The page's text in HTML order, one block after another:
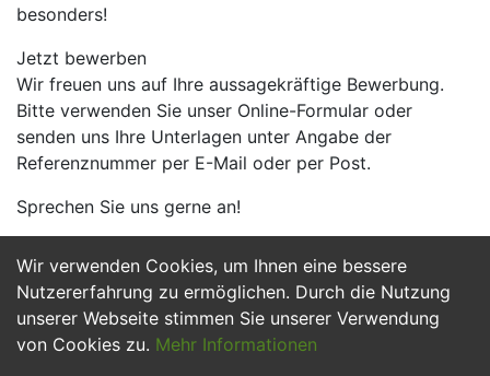
Wir verwenden Cookies, um Ihnen eine bessere
Nutzererfahrung zu ermöglichen. Durch die Nutzung
unserer Webseite stimmen Sie unserer Verwendung
von Cookies zu. Mehr Informationen
besonders!
Jetzt bewerben
Wir freuen uns auf Ihre aussagekräftige Bewerbung.
Bitte verwenden Sie unser Online-Formular oder
senden uns Ihre Unterlagen unter Angabe der
Referenznummer per E-Mail oder per Post.
Sprechen Sie uns gerne an!
Jetzt Bewerben